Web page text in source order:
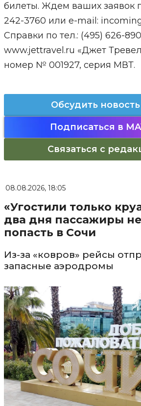
билеты. Ждем ваших заявок
242-3760 или e-mail:
Справки по тел.: (495) 626-
www.jettravel.ru «Джет
номер № 001927, серия МВТ.
Обсудить новость
Подписаться в
Связаться с
08.08.2026, 18:05
«Угостили только
два дня пассажиры
попасть в Сочи
Из-за «ковров» рейсы
запасные аэродромы